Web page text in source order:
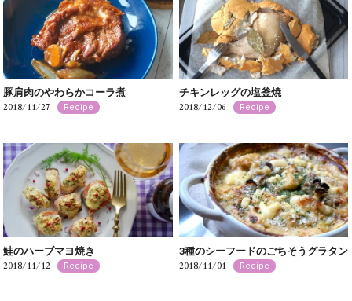
豚肩肉のやわらかコーラ煮
2018/11/27 Recipe
チキンレッグの塩釜焼
2018/12/06 Recipe
鮭のハーブマヨ焼き
2018/11/12 Recipe
3種のシーフードのごちそうグラタン
2018/11/01 Recipe